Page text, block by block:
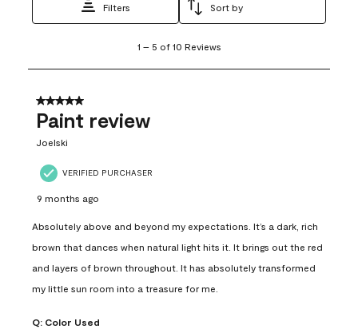
Filters Sort by
5
10
Reviews
1 – 5 of 10 Reviews
5 out of 5 stars.
Paint review
Joelski
VERIFIED PURCHASER
9 months ago
Absolutely above and beyond my expectations. It’s a dark, rich
brown that dances when natural light hits it. It brings out the red
and layers of brown throughout. It has absolutely transformed
my little sun room into a treasure for me.
Q: Color Used